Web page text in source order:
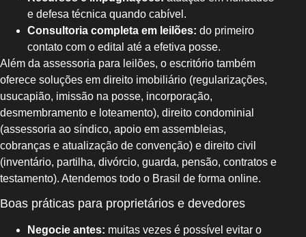
e defesa técnica quando cabível.
Consultoria completa em leilões: do primeiro
contato com o edital até a efetiva posse.
Além da assessoria para leilões, o escritório também
oferece soluções em direito imobiliário (regularizações,
usucapião, imissão na posse, incorporação,
desmembramento e loteamento), direito condominial
(assessoria ao síndico, apoio em assembleias,
cobranças e atualização de convenção) e direito civil
(inventário, partilha, divórcio, guarda, pensão, contratos e
testamento). Atendemos todo o Brasil de forma online.
Boas práticas para proprietários e devedores
Negocie antes: muitas vezes é possível evitar o